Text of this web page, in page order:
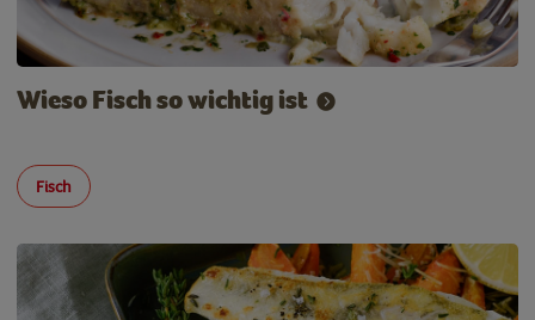
Wieso Fisch so wichtig ist
Fisch